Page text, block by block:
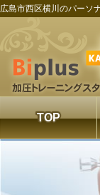
広島市西区横川のパーソ
TOP